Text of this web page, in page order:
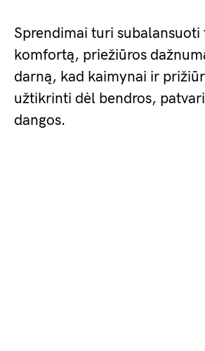
Sprendimai turi
komfortą, priežiūros
darną, kad kaimynai ir
užtikrinti dėl bendros,
dangos.